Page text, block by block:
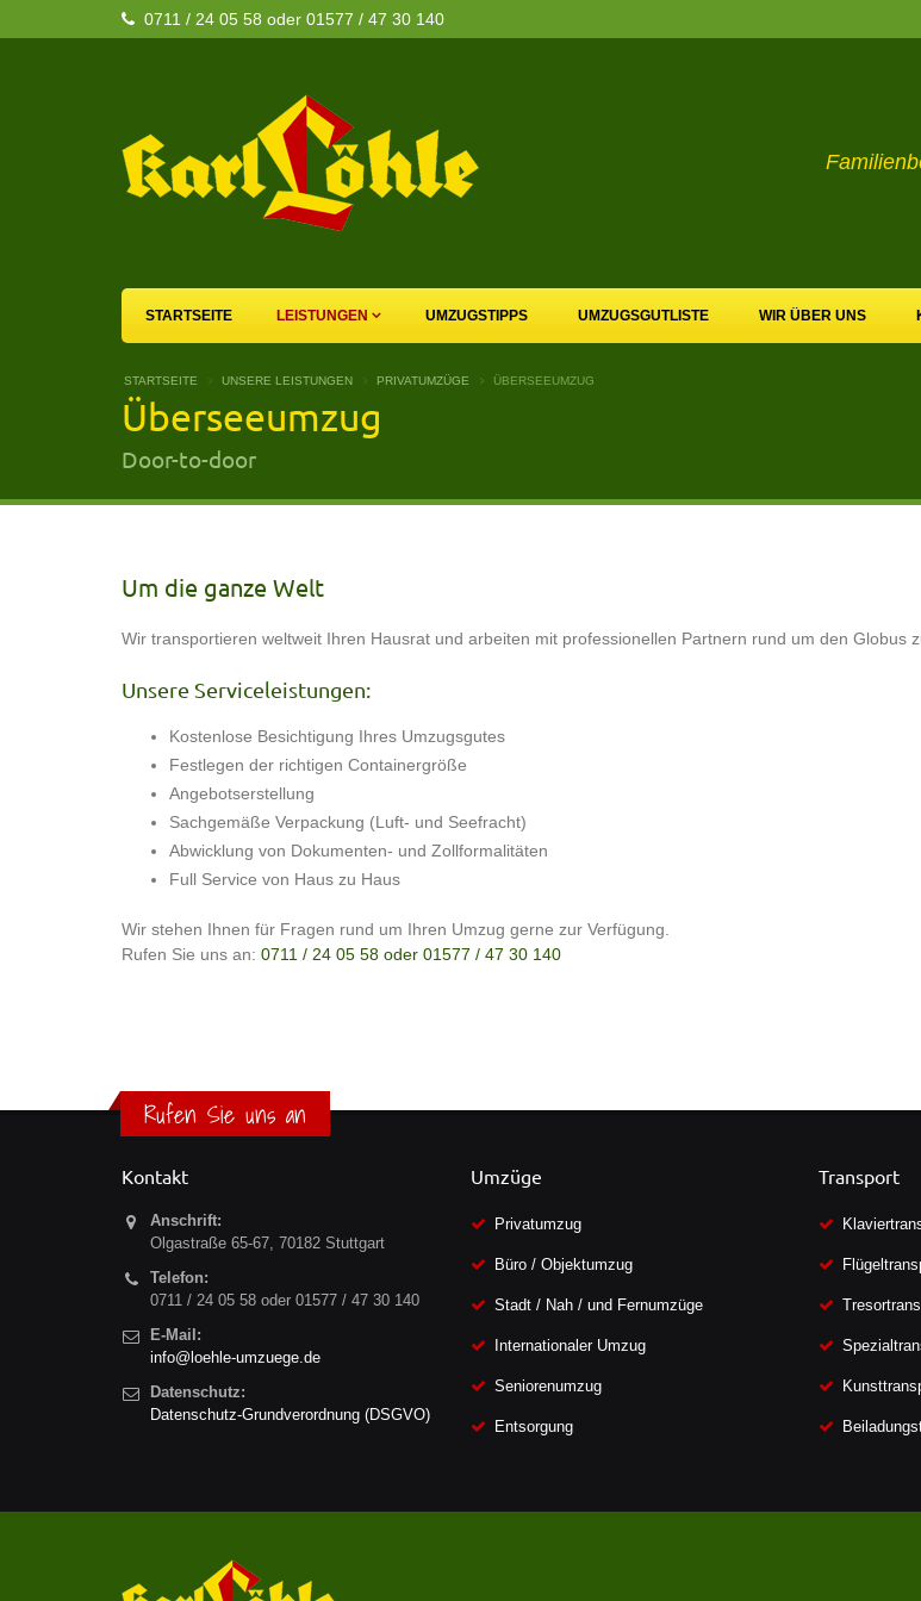
0711 / 24 05 58 oder 01577 / 47 30 140
STARTSEITE LEISTUNGEN UMZUGSTIPPS UMZUGSGUTLISTE WIR ÜBER UNS
STARTSEITE UNSERE LEISTUNGEN PRIVATUMZÜGE ÜBERSEEUMZUG
Überseeumzug
Door-to-door
Um die ganze Welt
Wir transportieren weltweit Ihren Hausrat und arbeiten mit professionellen Partnern rund um den Globus
Unsere Serviceleistungen:
Kostenlose Besichtigung Ihres Umzugsgutes
Festlegen der richtigen Containergröße
Angebotserstellung
Sachgemäße Verpackung (Luft- und Seefracht)
Abwicklung von Dokumenten- und Zollformalitäten
Full Service von Haus zu Haus
Wir stehen Ihnen für Fragen rund um Ihren Umzug gerne zur Verfügung.
Rufen Sie uns an: 0711 / 24 05 58 oder 01577 / 47 30 140
Rufen Sie uns an
Kontakt
Anschrift:
Olgastraße 65-67, 70182 Stuttgart
Telefon:
0711 / 24 05 58 oder 01577 / 47 30 140
E-Mail:
info@loehle-umzuege.de
Datenschutz:
Datenschutz-Grundverordnung (DSGVO)
Umzüge
Privatumzug
Büro / Objektumzug
Stadt / Nah / und Fernumzüge
Internationaler Umzug
Seniorenumzug
Entsorgung
Transport